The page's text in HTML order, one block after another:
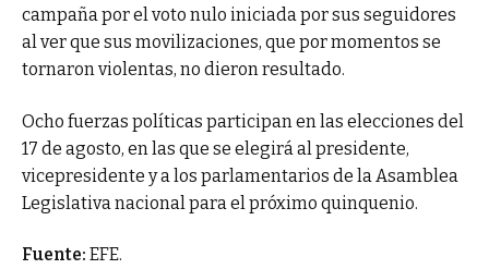
campaña por el voto nulo iniciada por sus seguidores
al ver que sus movilizaciones, que por momentos se
tornaron violentas, no dieron resultado.
Ocho fuerzas políticas participan en las elecciones del
17 de agosto, en las que se elegirá al presidente,
vicepresidente y a los parlamentarios de la Asamblea
Legislativa nacional para el próximo quinquenio.
Fuente: EFE.